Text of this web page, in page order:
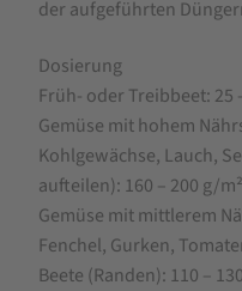
der aufgeführten
Dosierung
Früh- oder Treibbeet: 25
Gemüse mit hohem
Kohlgewächse, Lauch,
aufteilen): 160 – 200 g/m²
Gemüse mit mittlerem
Fenchel, Gurken,
Beete (Randen): 110 –